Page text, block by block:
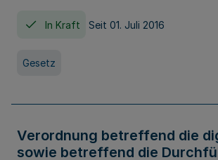
In Kraft Seit 01. Juli 2016
Gesetz
Verordnung betreffend die
sowie betreffend die